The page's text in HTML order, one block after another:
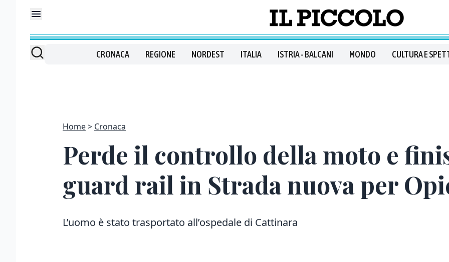
CRONACA REGIONE NORDEST ITALIA ISTRIA - BALCANI MONDO CULTURA E
Home Cronaca
Perde il controllo della moto e
guard rail in Strada nuova per
L’uomo è stato trasportato all’ospedale di Cattinara